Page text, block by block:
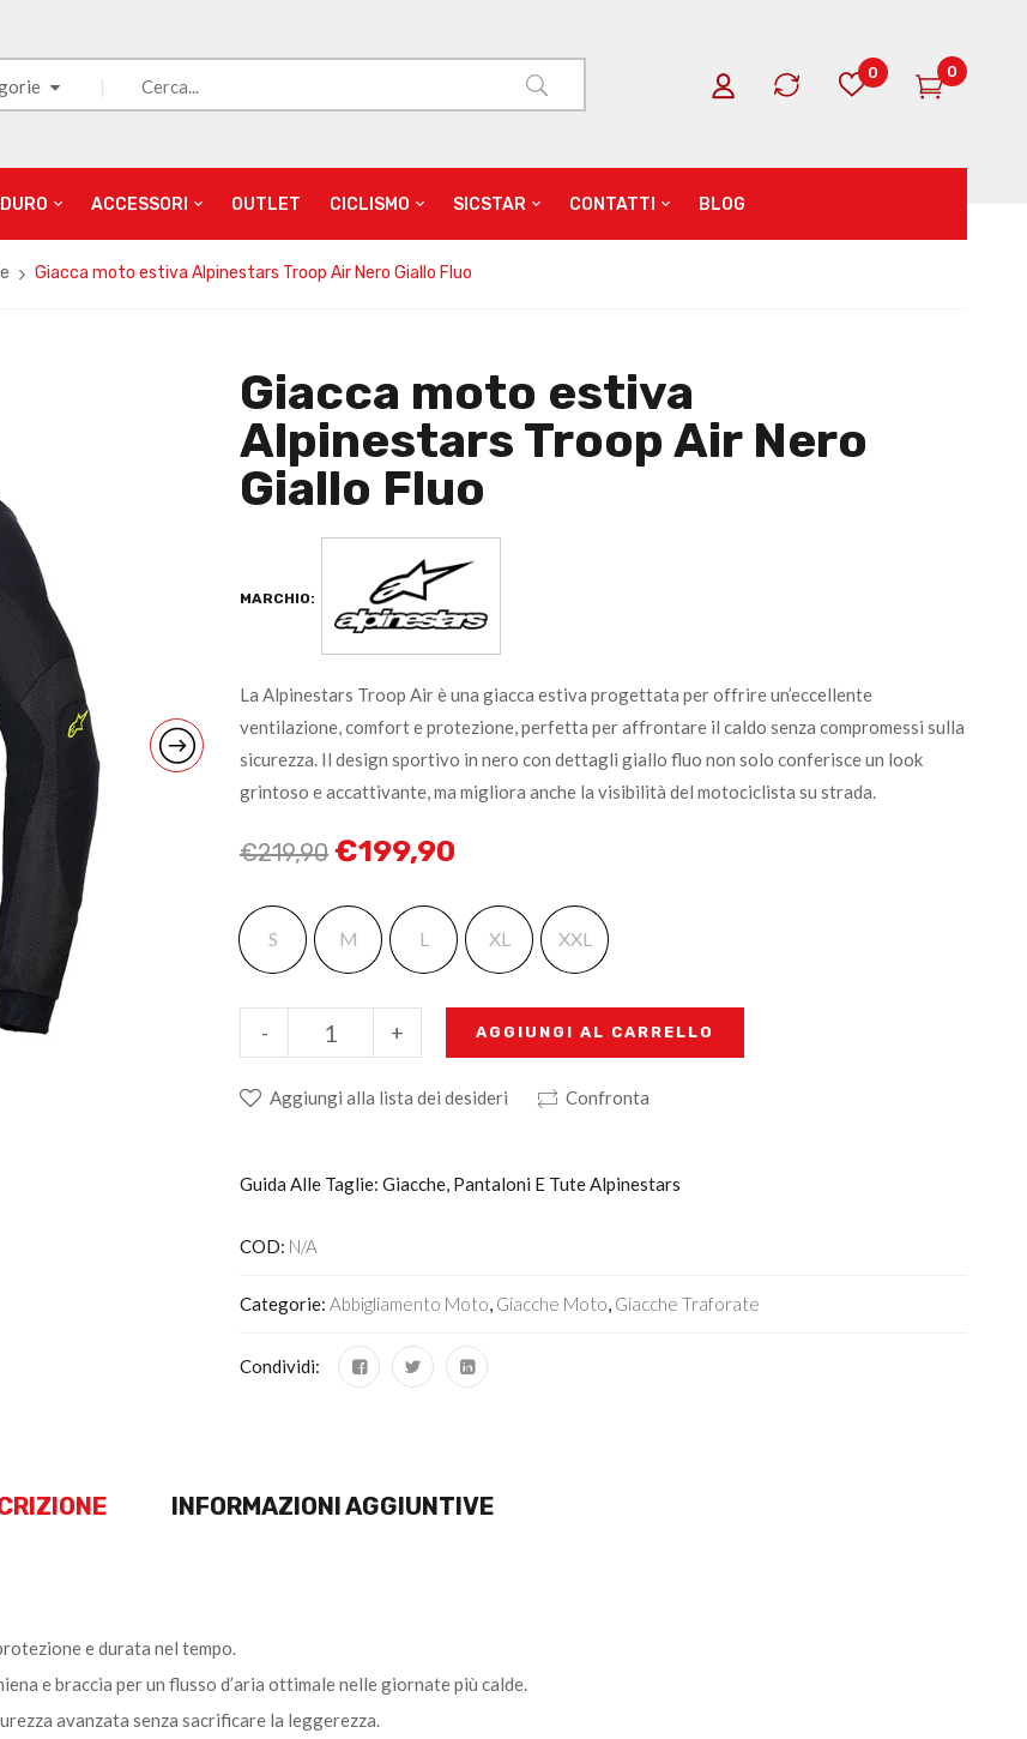
0 0
ACCESSORI OUTLET CICLISMO SICSTAR CONTATTI BLOG
Giacca moto estiva Alpinestars Troop Air Nero Giallo Fluo
Giacca moto estiva
Alpinestars Troop Air Nero
Giallo Fluo
MARCHIO:
La Alpinestars Troop Air è una giacca estiva progettata per offrire un’eccellente
ventilazione, comfort e protezione, perfetta per affrontare il caldo senza compromessi sulla
sicurezza. Il design sportivo in nero con dettagli giallo fluo non solo conferisce un look
grintoso e accattivante, ma migliora anche la visibilità del motociclista su strada.
€219,90 €199,90
S M L XL XXL
+
- AGGIUNGI AL CARRELLO
Aggiungi alla lista dei desideri Confronta
Guida Alle Taglie: Giacche, Pantaloni E Tute Alpinestars
COD: N/A
Categorie: Abbigliamento Moto Giacche Moto Giacche Traforate
Condividi:
INFORMAZIONI AGGIUNTIVE
e durata nel tempo.
e braccia per un flusso d’aria ottimale nelle giornate più calde.
avanzata senza sacrificare la leggerezza.